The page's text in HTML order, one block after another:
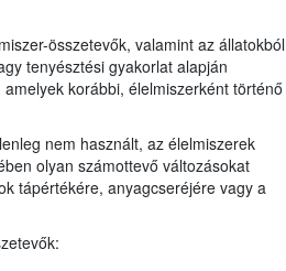
összetevők, valamint az állatokból
tenyésztési gyakorlat alapján
korábbi, élelmiszerként történő
nem használt, az élelmiszerek
olyan számottevő változásokat
tápértékére, anyagcseréjére vagy a